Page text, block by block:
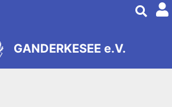
GANDERKESEE e.V.